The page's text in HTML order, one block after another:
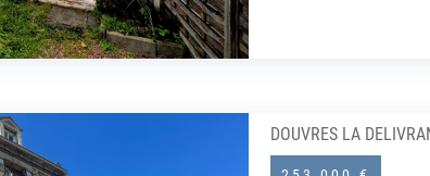
DOUVRES LA